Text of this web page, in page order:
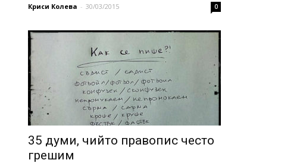
Криси Колева - 30/03/2015 0
35 думи, чийто правопис често
грешим